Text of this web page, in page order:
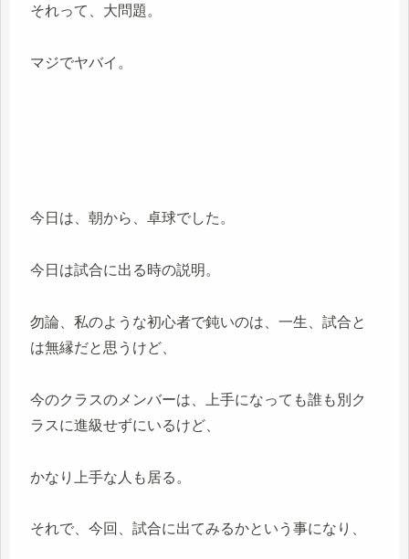
それって、大問題。
マジでヤバイ。
今日は、朝から、卓球でした。
今日は試合に出る時の説明。
勿論、私のような初心者で鈍いのは、一生、試合と
は無縁だと思うけど、
今のクラスのメンバーは、上手になっても誰も別ク
ラスに進級せずにいるけど、
かなり上手な人も居る。
それで、今回、試合に出てみるかという事になり、